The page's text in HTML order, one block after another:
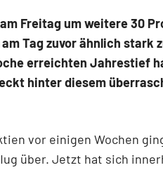
Freitag um weitere 30
Tag zuvor ähnlich stark
erreichten Jahrestief
hinter diesem
vor einigen Wochen
über. Jetzt hat sich